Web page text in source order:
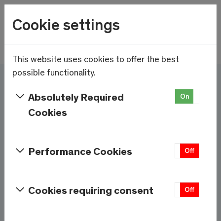
Skip to main content
12.7°C
Wetter
Ici et maintenant - Saas-
Fee/Saastal est prêt
Cookie settings
This website uses cookies to offer the best
possible functionality.
Absolutely Required
Cookies
On
Performance Cookies Off
Cookies requiring consent Off